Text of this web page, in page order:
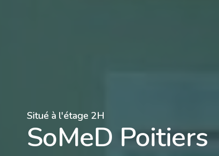
Situé à l'étage 2H
SoMeD Poitiers